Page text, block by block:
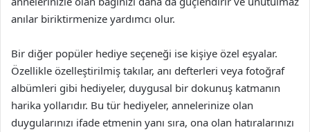
anılar biriktirmenize yardımcı olur.
Bir diğer popüler hediye seçeneği ise kişiye özel eşyalar.
Özellikle özelleştirilmiş takılar, anı defterleri veya fotoğraf
albümleri gibi hediyeler, duygusal bir dokunuş katmanın
harika yollarıdır. Bu tür hediyeler, annelerinize olan
duygularınızı ifade etmenin yanı sıra, ona olan hatıralarınızı